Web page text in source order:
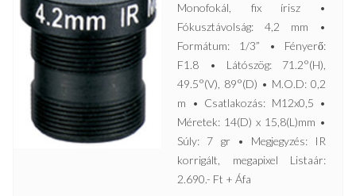
Monofokál, fix írisz •
Fókusztávolság: 4,2 mm •
Formátum: 1/3” • Fényerő:
F1.8 • Látószög: 71.2°(H),
49.5°(V), 89°(D) • M.O.D: 0,2
m • Csatlakozás: M12x0,5 •
Méretek: 14(D) x 15,8(L)mm •
Súly: 7 gr • Megjegyzés: IR
korrigált, megapixel Listaár:
2.690.- Ft + Áfa